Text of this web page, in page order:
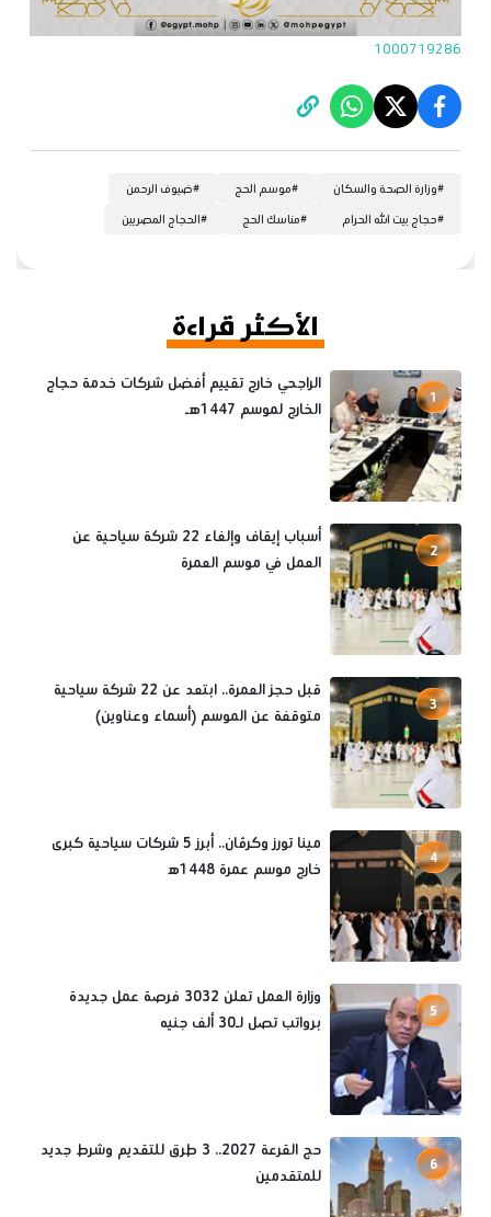
1000719286
#وزارة الصحة والسكان #موسم الحج #ضيوف الرحمن
#حجاج بيت الله الحرام #مناسك الحج #الحجاج المصريين
الأكثر قراءة
1
الراجحي خارج تقييم أفضل شركات خدمة حجاج
الخارج لموسم 1447هـ
2
أسباب إيقاف وإلغاء 22 شركة سياحية عن
العمل في موسم العمرة
3
قبل حجز العمرة.. ابتعد عن 22 شركة سياحية
متوقفة عن الموسم (أسماء وعناوين)
4
مينا تورز وكرڤان.. أبرز 5 شركات سياحية كبرى
خارج موسم عمرة 1448ه‍
5
وزارة العمل تعلن 3032 فرصة عمل جديدة
برواتب تصل لـ30 ألف جنيه
6
حج القرعة 2027.. 3 طرق للتقديم وشرط جديد
للمتقدمين